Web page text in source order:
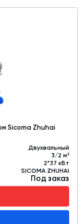
Sicoma Zhuhai
Двухвальный
3/2 м³
2*37 кВт
SICOMA ZHUHAI
Под заказ